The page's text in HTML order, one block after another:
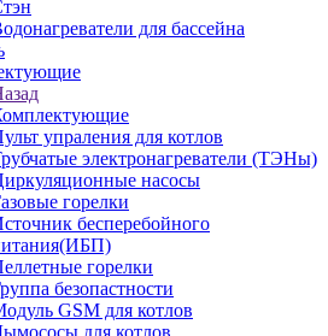
для бассейна
упраления для котлов
электронагреватели (ТЭНы)
насосы
горелки
бесперебойного
горелки
безопастности
GSM для котлов
для котлов